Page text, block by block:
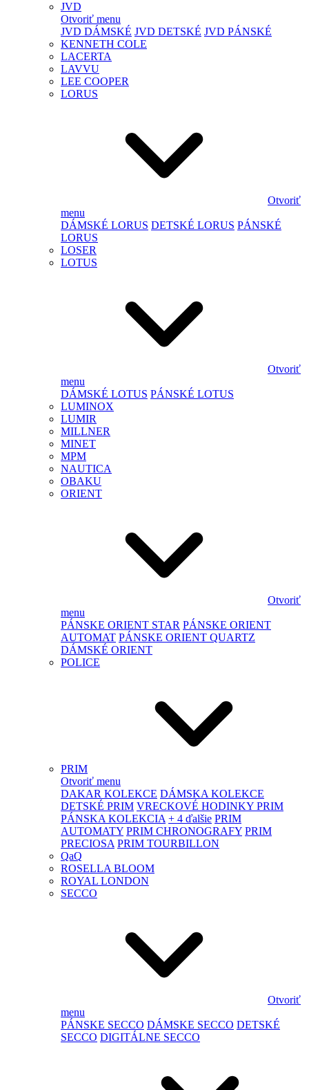
JVD
Otvoriť menu
JVD DÁMSKÉ JVD DETSKÉ JVD PÁNSKÉ
KENNETH COLE
LACERTA
LAVVU
LEE COOPER
LORUS
Otvoriť
menu
DÁMSKÉ LORUS DETSKÉ LORUS PÁNSKÉ
LORUS
LOSER
LOTUS
Otvoriť
menu
DÁMSKÉ LOTUS PÁNSKÉ LOTUS
LUMINOX
LUMIR
MILLNER
MINET
MPM
NAUTICA
OBAKU
ORIENT
Otvoriť
menu
PÁNSKE ORIENT STAR PÁNSKE ORIENT
AUTOMAT PÁNSKE ORIENT QUARTZ
DÁMSKÉ ORIENT
POLICE
PRIM
Otvoriť menu
DAKAR KOLEKCE DÁMSKA KOLEKCE
DETSKÉ PRIM VRECKOVÉ HODINKY PRIM
PÁNSKA KOLEKCIA + 4 ďalšie PRIM
AUTOMATY PRIM CHRONOGRAFY PRIM
PRECIOSA PRIM TOURBILLON
QaQ
ROSELLA BLOOM
ROYAL LONDON
SECCO
Otvoriť
menu
PÁNSKE SECCO DÁMSKE SECCO DETSKÉ
SECCO DIGITÁLNE SECCO